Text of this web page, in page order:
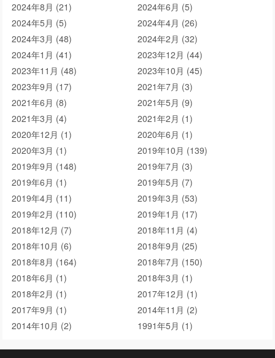
2024年8月 (21)
2024年6月 (5)
2024年5月 (5)
2024年4月 (26)
2024年3月 (48)
2024年2月 (32)
2024年1月 (41)
2023年12月 (44)
2023年11月 (48)
2023年10月 (45)
2023年9月 (17)
2021年7月 (3)
2021年6月 (8)
2021年5月 (9)
2021年3月 (4)
2021年2月 (1)
2020年12月 (1)
2020年6月 (1)
2020年3月 (1)
2019年10月 (139)
2019年9月 (148)
2019年7月 (3)
2019年6月 (1)
2019年5月 (7)
2019年4月 (11)
2019年3月 (53)
2019年2月 (110)
2019年1月 (17)
2018年12月 (7)
2018年11月 (4)
2018年10月 (6)
2018年9月 (25)
2018年8月 (164)
2018年7月 (150)
2018年6月 (1)
2018年3月 (1)
2018年2月 (1)
2017年12月 (1)
2017年9月 (1)
2014年11月 (2)
2014年10月 (2)
1991年5月 (1)